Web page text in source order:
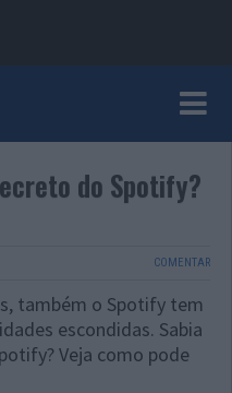
do Spotify?
COMENTAR
também o Spotify tem
escondidas. Sabia
Veja como pode